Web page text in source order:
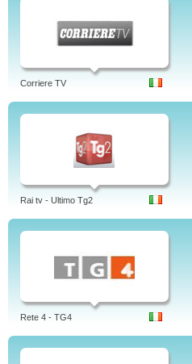
Corriere TV
Rai tv - Ultimo Tg2
Rete 4 - TG4